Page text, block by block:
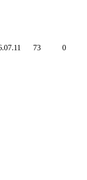
73 0